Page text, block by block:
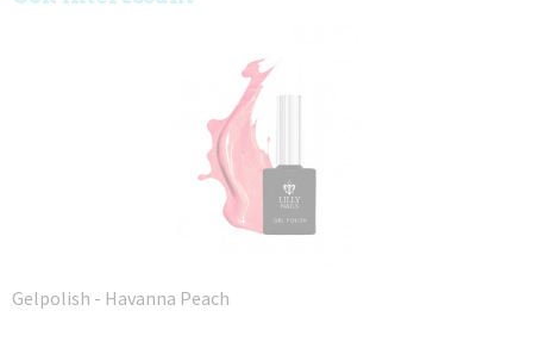
Gelpolish - Havanna Peach